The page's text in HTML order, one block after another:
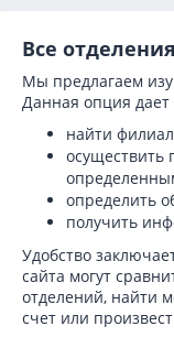
Все
Мы предлагаем
Данная опция дает
найти
осуществить
определить
получить
Удобство
сайта могут
отделений, найти
счет или